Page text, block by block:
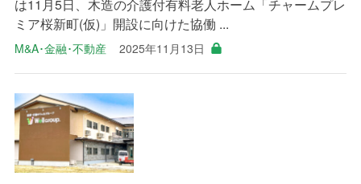
は11月5日、木造の介護付有料老人ホーム「チャームプレ
ミア桜新町(仮)」開設に向けた協働 ...
M&A･金融･不動産 2025年11月13日